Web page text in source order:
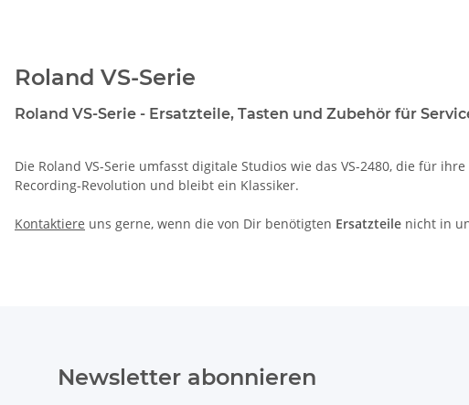
Roland VS-Serie
Roland VS-Serie - Ersatzteile, Tasten und Zubehör für
Die Roland VS-Serie umfasst digitale Studios wie das VS-2480, die für
Recording-Revolution und bleibt ein Klassiker.
Kontaktiere uns gerne, wenn die von Dir benötigten Ersatzteile nicht in
Newsletter abonnieren